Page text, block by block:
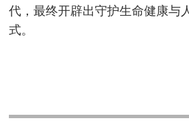
代，最终开辟出守护生命健康与
式。